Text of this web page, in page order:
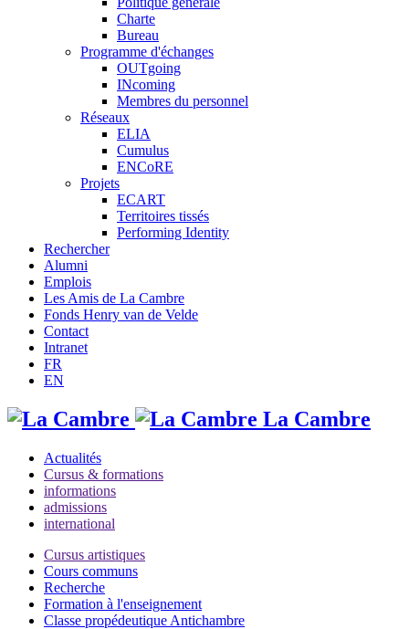
Charte
Bureau
Programme d'échanges
OUTgoing
INcoming
Membres du personnel
Réseaux
ELIA
Cumulus
ENCoRE
Projets
ECART
Territoires tissés
Performing Identity
Rechercher
Alumni
Emplois
Les Amis de La Cambre
Fonds Henry van de Velde
Contact
Intranet
FR
EN
La Cambre
Actualités
Cursus & formations
informations
admissions
international
Cursus artistiques
Cours communs
Recherche
Formation à l'enseignement
Classe propédeutique Antichambre